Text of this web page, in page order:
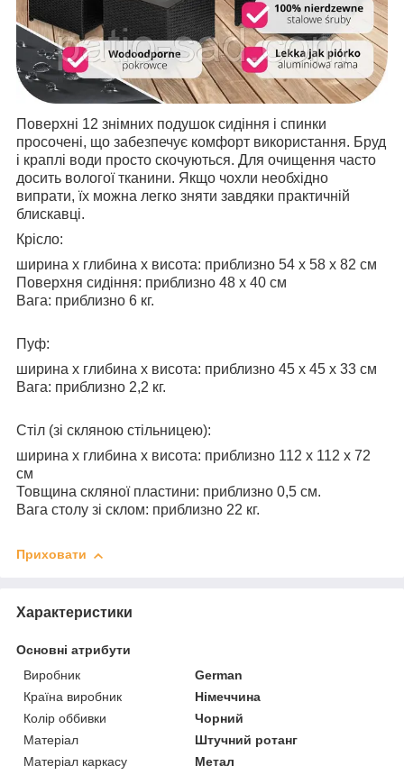
Поверхні 12 знімних подушок сидіння і спинки
просочені, що забезпечує комфорт використання. Бруд
і краплі води просто скочуються. Для очищення часто
досить вологої тканини. Якщо чохли необхідно
випрати, їх можна легко зняти завдяки практичній
блискавці.
Крісло:
ширина х глибина x висота: приблизно 54 x 58 x 82 см
Поверхня сидіння: приблизно 48 x 40 см
Вага: приблизно 6 кг.
Пуф:
ширина х глибина x висота: приблизно 45 x 45 x 33 см
Вага: приблизно 2,2 кг.
Стіл (зі скляною стільницею):
ширина х глибина x висота: приблизно 112 x 112 x 72
см
Товщина скляної пластини: приблизно 0,5 см.
Вага столу зі склом: приблизно 22 кг.
Приховати
Характеристики
Основні атрибути
Виробник
German
Країна виробник
Німеччина
Колір оббивки
Чорний
Матеріал
Штучний ротанг
Матеріал каркасу
Метал